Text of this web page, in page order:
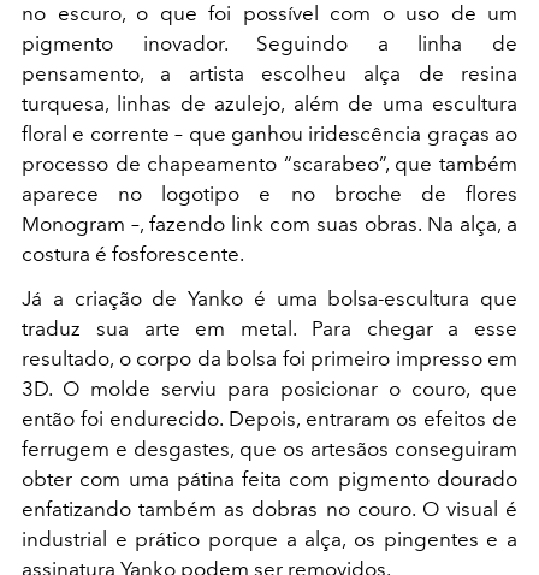
no escuro, o que foi possível com o uso de um
pigmento inovador. Seguindo a linha de
pensamento, a artista escolheu alça de resina
turquesa, linhas de azulejo, além de uma escultura
floral e corrente – que ganhou iridescência graças ao
processo de chapeamento “scarabeo”, que também
aparece no logotipo e no broche de flores
Monogram –, fazendo link com suas obras. Na alça, a
costura é fosforescente.
Já a criação de Yanko é uma bolsa-escultura que
traduz sua arte em metal. Para chegar a esse
resultado, o corpo da bolsa foi primeiro impresso em
3D. O molde serviu para posicionar o couro, que
então foi endurecido. Depois, entraram os efeitos de
ferrugem e desgastes, que os artesãos conseguiram
obter com uma pátina feita com pigmento dourado
enfatizando também as dobras no couro. O visual é
industrial e prático porque a alça, os pingentes e a
assinatura Yanko podem ser removidos.